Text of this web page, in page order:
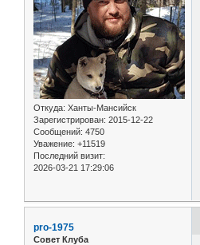
Откуда: Ханты-Мансийск
Зарегистрирован: 2015-12-22
Сообщений: 4750
Уважение: +11519
Последний визит:
2026-03-21 17:29:06
pro-1975
Совет Клуба